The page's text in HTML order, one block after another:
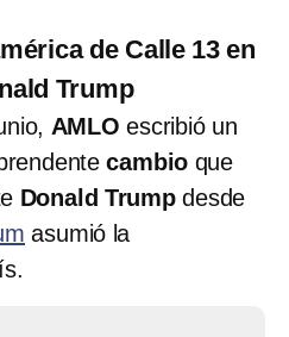
de Calle 13 en
Trump
AMLO escribió un
cambio que
Donald Trumpdesde
asumió la